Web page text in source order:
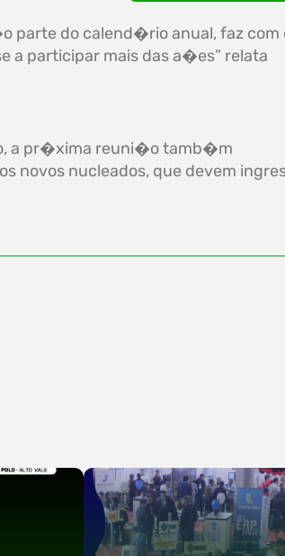
parte do calend�rio anual, faz com
a participar mais das a�es” relata
a pr�xima reuni�o tamb�m
nucleados, que devem